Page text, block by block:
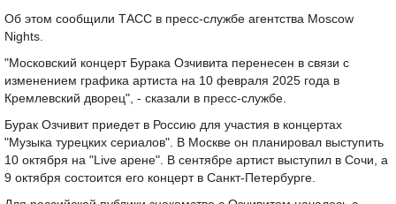
Об этом сообщили ТАСС в пресс-службе агентства Moscow
Nights.
"Московский концерт Бурака Озчивита перенесен в связи с
изменением графика артиста на 10 февраля 2025 года в
Кремлевский дворец", - сказали в пресс-службе.
Бурак Озчивит приедет в Россию для участия в концертах
"Музыка турецких сериалов". В Москве он планировал выступить
10 октября на "Live арене". В сентябре артист выступил в Сочи, а
9 октября состоится его концерт в Санкт-Петербурге.